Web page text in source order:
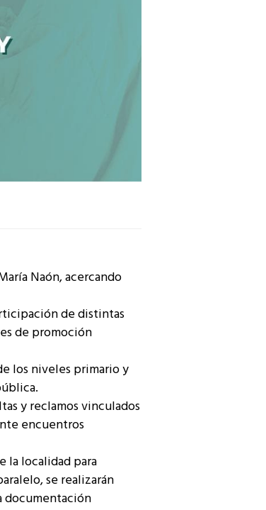
Naón, acercando
de distintas
de promoción
los niveles primario y
y reclamos vinculados
encuentros
la localidad para
se realizarán
documentación